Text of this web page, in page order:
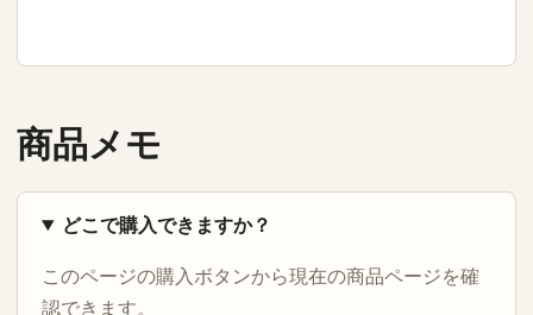
商品メモ
どこで購入できますか？
このページの購入ボタンから現在の商品ページを確
認できます。